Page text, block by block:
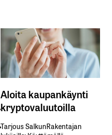
Aloita kaupankäynti
kryptovaluutoilla
Tarjous SalkunRakentajan